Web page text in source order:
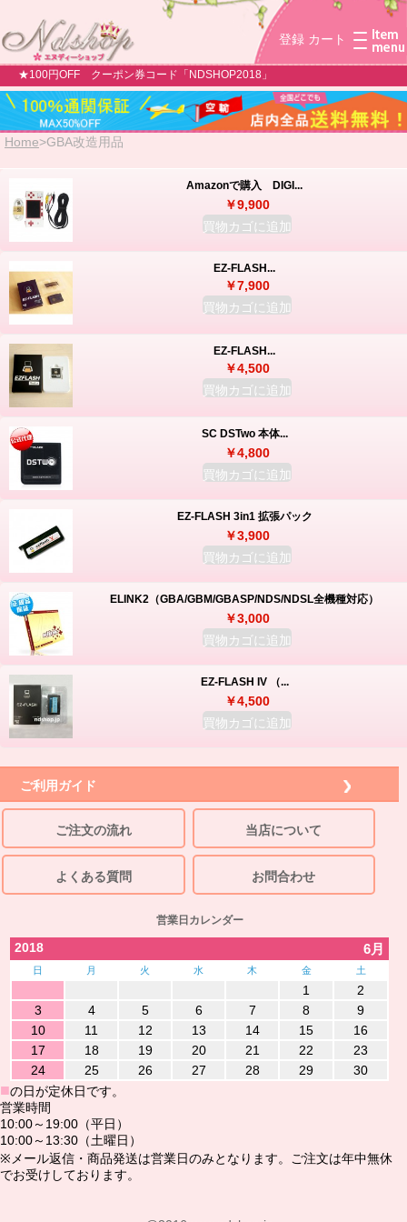
登録 カート
★100円OFF クーポン券コード「NDSHOP2018」
Home>GBA改造用品
Amazonで購入 DIGI...
￥9,900
買物カゴに追加
EZ-FLASH...
￥7,900
買物カゴに追加
EZ-FLASH...
￥4,500
買物カゴに追加
SC DSTwo 本体...
￥4,800
買物カゴに追加
EZ-FLASH 3in1 拡張パック
￥3,900
買物カゴに追加
ELINK2（GBA/GBM/GBASP/NDS/NDSL全機種対応）
￥3,000
買物カゴに追加
EZ-FLASH IV （...
￥4,500
買物カゴに追加
ご利用ガイド
ご注文の流れ 当店について
よくある質問 お問合わせ
営業日カレンダー
2018 6月
日 月 火 水 木 金 土
1
2
3
4 5 6 7 8
9
10
11 12 13 14 15
16
17
18 19 20 21 22
23
24
25 26 27 28 29 30
■の日が定休日です。
営業時間
10:00～19:00（平日）
10:00～13:30（土曜日）
※メール返信・商品発送は営業日のみとなります。ご注文は年中無休
でお受けしております。